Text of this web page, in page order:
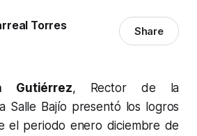
Torres Share
Gutiérrez, Rector de la
Salle Bajío presentó los logros
el periodo enero diciembre de